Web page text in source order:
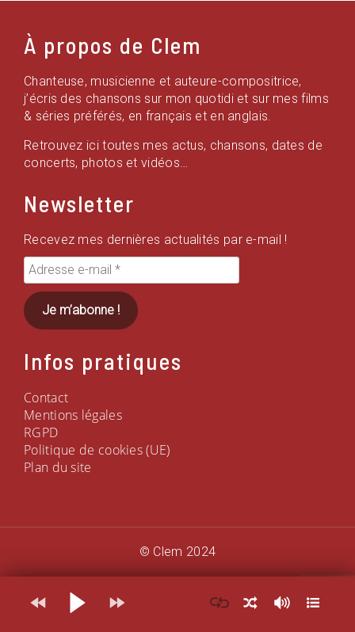
À propos de Clem
Chanteuse, musicienne et auteure-compositrice,
j’écris des chansons sur mon quotidi et sur mes films
& séries préférés, en français et en anglais.
Retrouvez ici toutes mes actus, chansons, dates de
concerts, photos et vidéos…
Newsletter
Recevez mes dernières actualités par e-mail !
Adresse
e-
mail
*
Infos pratiques
Contact
Mentions légales
RGPD
Politique de cookies (UE)
Plan du site
© Clem 2024